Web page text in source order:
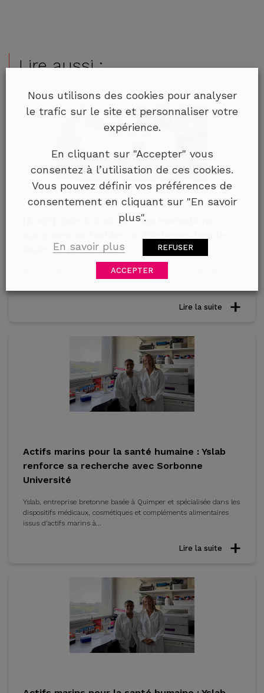
Lire aussi :
[à voir] Soin à domicile : des innovations
cadre du projet ACE
Face au vieillissement de la population et à la pénurie de personnel
Lire la suite
Actifs marins pour la santé humaine : Yslab
renforce sa recherche avec Sorbonne
Université
Yslab, entreprise bretonne basée à Quimper et spécialisée dans les
dispositifs médicaux, cosmétiques et compléments alimentaires
issus d’actifs marins à...
Lire la suite
Nous utilisons des cookies pour analyser
le trafic sur le site et personnaliser votre
expérience.
En cliquant sur "Accepter" vous
consentez à l’utilisation de ces cookies.
Vous pouvez définir vos préférences de
consentement en cliquant sur "En savoir
plus".
En savoir plus REFUSER
ACCEPTER